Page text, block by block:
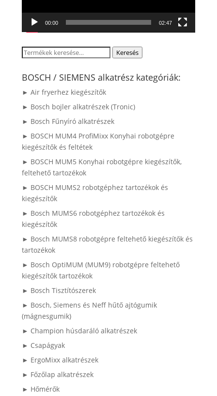
00:00 02:47
Keresés
következőre:
Keresés
BOSCH / SIEMENS alkatrész kategóriák:
► Air fryerhez kiegészítők
► Bosch bojler alkatrészek (Tronic)
► Bosch Fűnyíró alkatrészek
► BOSCH MUM4 ProfiMixx Konyhai robotgépre
kiegészítők és feltétek
► BOSCH MUM5 Konyhai robotgépre kiegészítők,
feltehető tartozékok
► BOSCH MUMS2 robotgéphez tartozékok és
kiegészítők
► Bosch MUMS6 robotgéphez tartozékok és
kiegészítők
► Bosch MUMS8 robotgépre feltehető kiegészítők és
tartozékok
► Bosch OptiMUM (MUM9) robotgépre feltehető
kiegészítők tartozékok
► Bosch Tisztítószerek
► Bosch, Siemens és Neff hűtő ajtógumik
(mágnesgumik)
► Champion húsdaráló alkatrészek
► Csapágyak
► ErgoMixx alkatrészek
► Főzőlap alkatrészek
► Hőmérők